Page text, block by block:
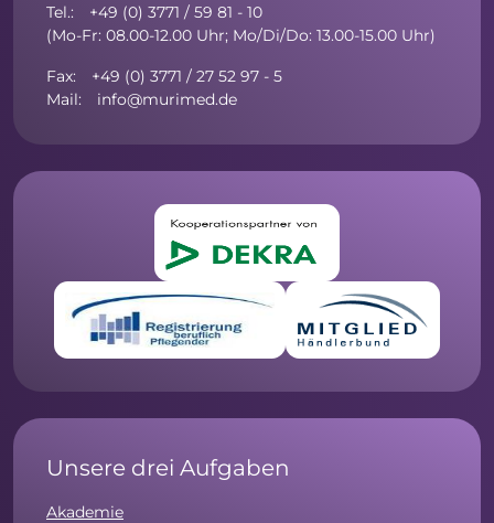
Tel.: +49 (0) 3771 / 59 81 - 10
(Mo-Fr: 08.00-12.00 Uhr; Mo/Di/Do: 13.00-15.00 Uhr)
Fax: +49 (0) 3771 / 27 52 97 - 5
Mail: info@murimed.de
Unsere drei Aufgaben
Akademie